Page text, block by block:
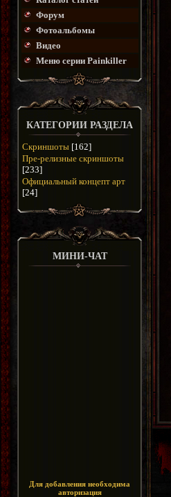
Форум
Фотоальбомы
Видео
Меню серии Painkiller
КАТЕГОРИИ РАЗДЕЛА
Скриншоты [162]
Пре-релизные скриншоты
[233]
Официальный концепт арт
[24]
МИНИ-ЧАТ
Для добавления необходима
авторизация